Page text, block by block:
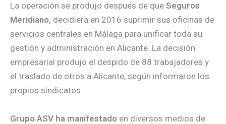
La operación se produjo después de que Seguros
Meridiano, decidiera en 2016 suprimir sus oficinas de
servicios centrales en Málaga para unificar toda su
gestión y administración en Alicante. La decisión
empresarial produjo el despido de 88 trabajadores y
el traslado de otros a Alicante, según informaron los
propios sindicatos.
Grupo ASV ha manifestado en diversos medios de